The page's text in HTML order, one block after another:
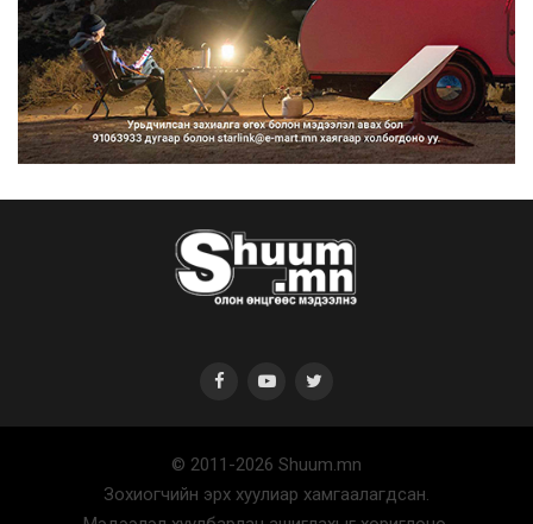
Нийтийн тээврийн Ч:19А чиглэлийн
замналд түр хугац...
2026/08/07
Автомашины улсын дугаар сондгой
тоогоор төгссөн бо...
Улаанбаатарт өдөртөө 30 хэм дулаан
© 2011-2026 Shuum.mn
Зохиогчийн эрх хуулиар хамгаалагдсан.